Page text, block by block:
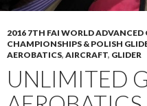
2016 7TH FAI WORLD ADVANCED
CHAMPIONSHIPS & POLISH
AEROBATICS, AIRCRAFT, GLIDER
UNLIMITED